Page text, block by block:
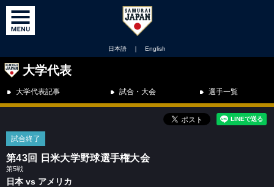
日本語 ｜ English
大学代表
大学代表記事 試合・大会 選手一覧
試合終了
第43回 日米大学野球選手権大会
第5戦
日本 vs アメリカ